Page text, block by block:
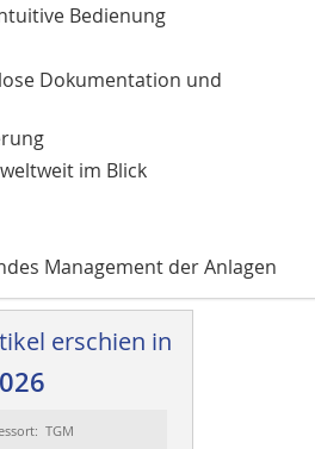
Bedienung
Dokumentation und
im Blick
Management der Anlagen
erschien in
TGM